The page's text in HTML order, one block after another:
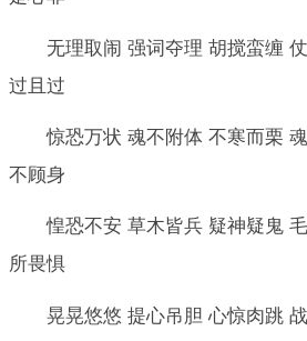
无理取闹 强词夺理 胡搅蛮缠
过且过
惊恐万状 魂不附体 不寒而栗
不顾身
惶恐不安 草木皆兵 疑神疑鬼
所畏惧
晃晃悠悠 提心吊胆 心惊肉跳